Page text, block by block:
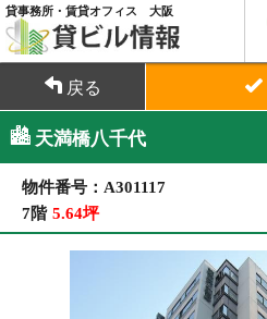
貸事務所・賃貸オフィス 大阪
戻る
天満橋八千代
物件番号：A301117
7階 5.64坪